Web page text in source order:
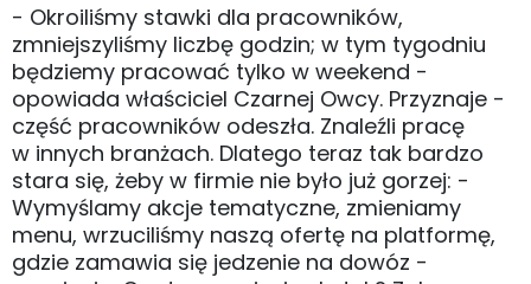
- Okroiliśmy stawki dla pracowników,
zmniejszyliśmy liczbę godzin; w tym tygodniu
będziemy pracować tylko w weekend -
opowiada właściciel Czarnej Owcy. Przyznaje -
część pracowników odeszła. Znaleźli pracę
w innych branżach. Dlatego teraz tak bardzo
stara się, żeby w firmie nie było już gorzej: -
Wymyślamy akcje tematyczne, zmieniamy
menu, wrzuciliśmy naszą ofertę na platformę,
gdzie zamawia się jedzenie na dowóz -